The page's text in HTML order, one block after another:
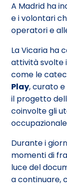
A Madrid ha
e i volontari
operatori e
La Vicaria ha
attività svolte
come le
Play, curato
il progetto
coinvolte gli
Durante i
momenti di
luce del
a continuare,